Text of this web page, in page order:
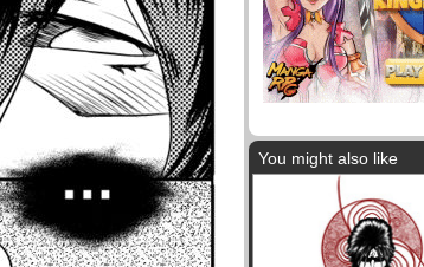
You might also like